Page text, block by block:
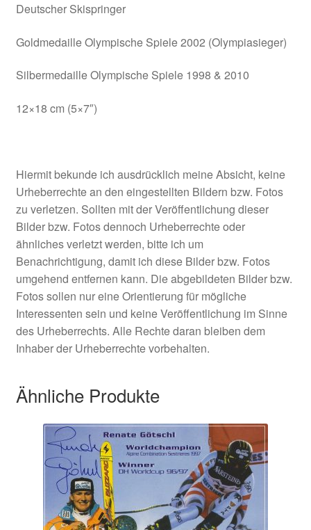
Deutscher Skispringer
Goldmedaille Olympische Spiele 2002 (Olympiasieger)
Silbermedaille Olympische Spiele 1998 & 2010
12×18 cm (5×7″)
Hiermit bekunde ich ausdrücklich meine Absicht, keine
Urheberrechte an den eingestellten Bildern bzw. Fotos
zu verletzen. Sollten mit der Veröffentlichung dieser
Bilder bzw. Fotos dennoch Urheberrechte oder
ähnliches verletzt werden, bitte ich um
Benachrichtigung, damit ich diese Bilder bzw. Fotos
umgehend entfernen kann. Die abgebildeten Bilder bzw.
Fotos sollen nur eine Orientierung für mögliche
Interessenten sein und keine Veröffentlichung im Sinne
des Urheberrechts. Alle Rechte daran bleiben dem
Inhaber der Urheberrechte vorbehalten.
Ähnliche Produkte